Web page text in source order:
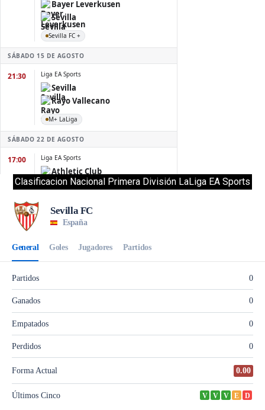
Clasificacion Nacional Primera División LaLiga EA Sports